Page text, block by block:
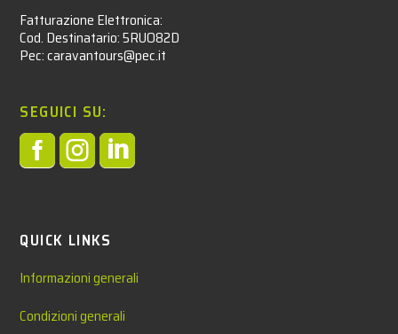
Fatturazione Elettronica:
Cod. Destinatario: 5RUO82D
Pec: caravantours@pec.it
SEGUICI SU:

QUICK LINKS
Informazioni generali
Condizioni generali